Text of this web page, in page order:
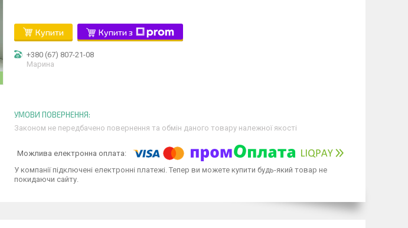
Купити Купити з
+380 (67) 807-21-08
Марина
Законом не передбачено повернення та обмін даного товару належної якості
У компанії підключені електронні платежі. Тепер ви можете купити будь-який товар не
покидаючи сайту.